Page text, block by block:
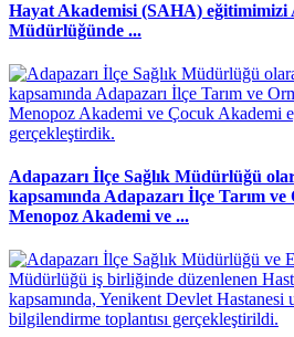
Hayat Akademisi (SAHA) eğitimimizi
Müdürlüğünde ...
Adapazarı İlçe Sağlık Müdürlüğü
kapsamında Adapazarı İlçe Tarım
Menopoz Akademi ve ...